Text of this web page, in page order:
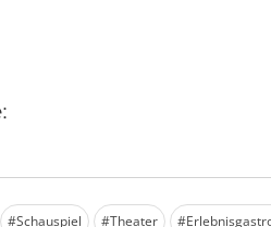
#Schauspiel #Theater